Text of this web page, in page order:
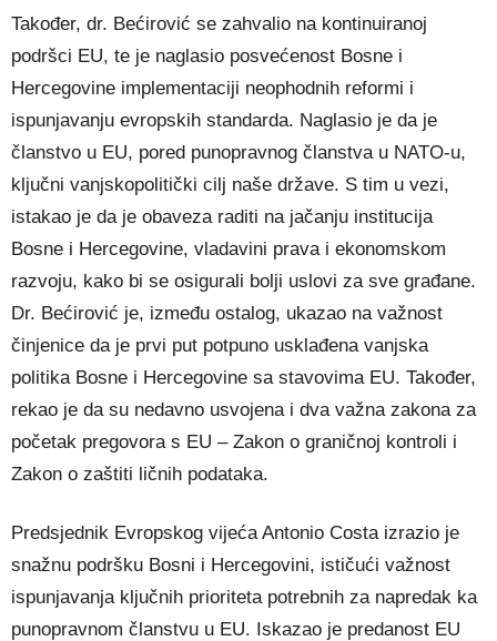
Također, dr. Bećirović se zahvalio na kontinuiranoj
podršci EU, te je naglasio posvećenost Bosne i
Hercegovine implementaciji neophodnih reformi i
ispunjavanju evropskih standarda. Naglasio je da je
članstvo u EU, pored punopravnog članstva u NATO-u,
ključni vanjskopolitički cilj naše države. S tim u vezi,
istakao je da je obaveza raditi na jačanju institucija
Bosne i Hercegovine, vladavini prava i ekonomskom
razvoju, kako bi se osigurali bolji uslovi za sve građane.
Dr. Bećirović je, između ostalog, ukazao na važnost
činjenice da je prvi put potpuno usklađena vanjska
politika Bosne i Hercegovine sa stavovima EU. Također,
rekao je da su nedavno usvojena i dva važna zakona za
početak pregovora s EU – Zakon o graničnoj kontroli i
Zakon o zaštiti ličnih podataka.
Predsjednik Evropskog vijeća Antonio Costa izrazio je
snažnu podršku Bosni i Hercegovini, ističući važnost
ispunjavanja ključnih prioriteta potrebnih za napredak ka
punopravnom članstvu u EU. Iskazao je predanost EU